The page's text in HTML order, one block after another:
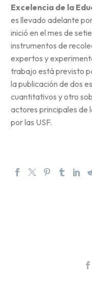
Excelencia de la
es llevado adelante
inició en el mes de
instrumentos de
expertos y
trabajo está previsto
la publicación de dos
cuantitativos y otro
actores principales de
por las USF.